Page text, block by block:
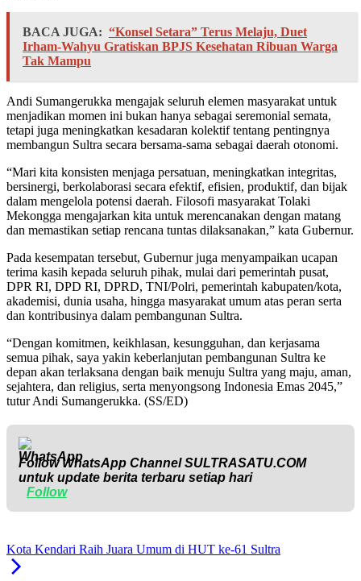
BACA JUGA: “Konsel Setara” Terus Melaju, Duet
Irham-Wahyu Gratiskan BPJS Kesehatan Ribuan Warga
Tak Mampu
Andi Sumangerukka mengajak seluruh elemen masyarakat untuk
menjadikan momen ini bukan hanya sebagai seremonial semata,
tetapi juga meningkatkan kesadaran kolektif tentang pentingnya
membangun Sultra secara bersama-sama sebagai daerah otonomi.
“Mari kita konsisten menjaga persatuan, meningkatkan integritas,
bersinergi, berkolaborasi secara efektif, efisien, produktif, dan bijak
dalam mengelola potensi daerah. Filosofi masyarakat Tolaki
Mekongga mengajarkan kita untuk merencanakan dengan matang
dan memastikan setiap rencana tuntas dilaksanakan,” kata Gubernur.
Pada kesempatan tersebut, Gubernur juga menyampaikan ucapan
terima kasih kepada seluruh pihak, mulai dari pemerintah pusat,
DPR RI, DPD RI, DPRD, TNI/Polri, pemerintah kabupaten/kota,
akademisi, dunia usaha, hingga masyarakat umum atas peran serta
dan kontribusinya dalam pembangunan Sultra.
“Dengan komitmen, keikhlasan, kesungguhan, dan kerjasama
semua pihak, saya yakin keberlanjutan pembangunan Sultra ke
depan akan terlaksana dengan baik menuju Sultra yang maju, aman,
sejahtera, dan religius, serta menyongsong Indonesia Emas 2045,”
tutur Andi Sumangerukka. (SS/ED)
Follow WhatsApp ChannelSULTRASATU.COM
untuk update berita terbaru setiap hari
Follow
Kota Kendari Raih Juara Umum di HUT ke-61 Sultra